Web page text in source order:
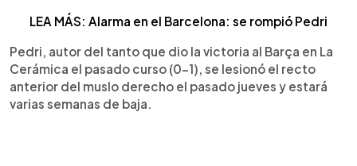
LEA MÁS: Alarma en el Barcelona: se rompió Pedri
Pedri, autor del tanto que dio la victoria al Barça en La
Cerámica el pasado curso (0-1), se lesionó el recto
anterior del muslo derecho el pasado jueves y estará
varias semanas de baja.